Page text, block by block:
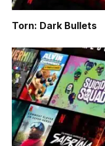
Torn: Dark Bullets